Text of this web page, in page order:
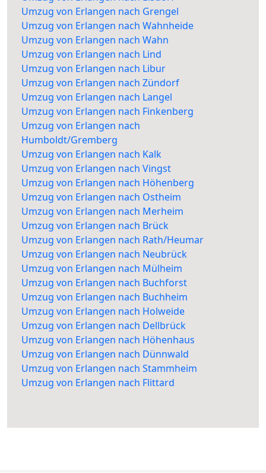
Umzug von Erlangen nach Grengel
Umzug von Erlangen nach Wahnheide
Umzug von Erlangen nach Wahn
Umzug von Erlangen nach Lind
Umzug von Erlangen nach Libur
Umzug von Erlangen nach Zündorf
Umzug von Erlangen nach Langel
Umzug von Erlangen nach Finkenberg
Umzug von Erlangen nach
Humboldt/Gremberg
Umzug von Erlangen nach Kalk
Umzug von Erlangen nach Vingst
Umzug von Erlangen nach Höhenberg
Umzug von Erlangen nach Ostheim
Umzug von Erlangen nach Merheim
Umzug von Erlangen nach Brück
Umzug von Erlangen nach Rath/Heumar
Umzug von Erlangen nach Neubrück
Umzug von Erlangen nach Mülheim
Umzug von Erlangen nach Buchforst
Umzug von Erlangen nach Buchheim
Umzug von Erlangen nach Holweide
Umzug von Erlangen nach Dellbrück
Umzug von Erlangen nach Höhenhaus
Umzug von Erlangen nach Dünnwald
Umzug von Erlangen nach Stammheim
Umzug von Erlangen nach Flittard